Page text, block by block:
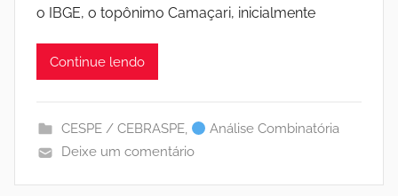
o IBGE, o topônimo Camaçari, inicialmente
Continue lendo
CESPE / CEBRASPE,
Análise Combinatória
Deixe um comentário